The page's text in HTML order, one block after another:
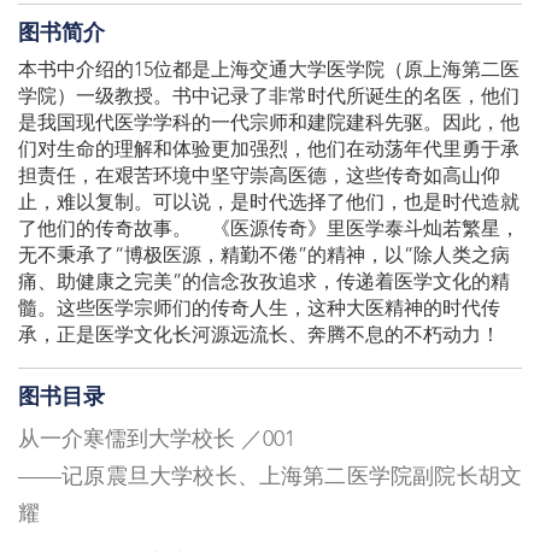
图书简介
本书中介绍的15位都是上海交通大学医学院（原上海第二医
学院）一级教授。书中记录了非常时代所诞生的名医，他们
是我国现代医学学科的一代宗师和建院建科先驱。因此，他
们对生命的理解和体验更加强烈，他们在动荡年代里勇于承
担责任，在艰苦环境中坚守崇高医德，这些传奇如高山仰
止，难以复制。可以说，是时代选择了他们，也是时代造就
了他们的传奇故事。 《医源传奇》里医学泰斗灿若繁星，
无不秉承了“博极医源，精勤不倦”的精神，以“除人类之病
痛、助健康之完美”的信念孜孜追求，传递着医学文化的精
髓。这些医学宗师们的传奇人生，这种大医精神的时代传
承，正是医学文化长河源远流长、奔腾不息的不朽动力！
图书目录
从一介寒儒到大学校长 ／001
——记原震旦大学校长、上海第二医学院副院长胡文
耀